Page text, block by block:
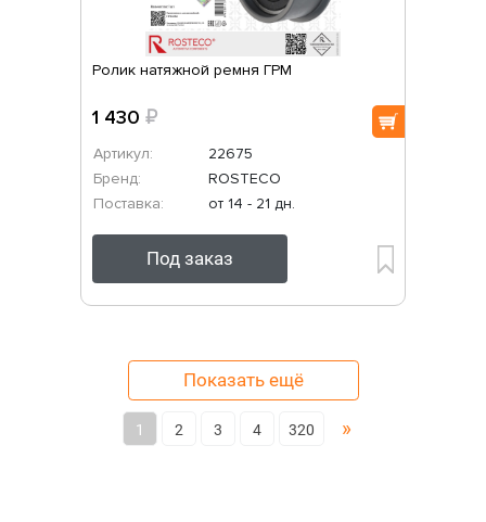
Ролик натяжной ремня ГРМ
1 430 ₽
Артикул:
22675
Бренд:
ROSTECO
Поставка:
от 14 - 21 дн.
Под заказ
1 2 3 4 320 »
Показать ещё